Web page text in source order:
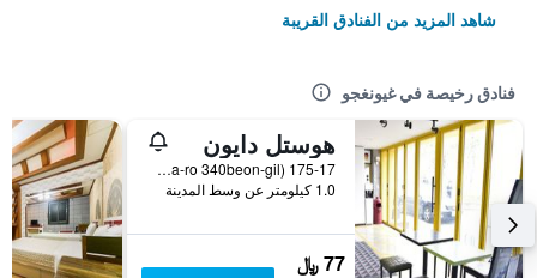
شاهد المزيد من الفنادق القريبة
فنادق رخيصة في غيونغجو
هوستل دايون
175-17 Seongdong-Dong (12, Wonhwa-ro 340beon-gil), غيونغجو, كوريا الجنوبية
1.0 كيلومتر عن وسط المدينة
77 ﷼